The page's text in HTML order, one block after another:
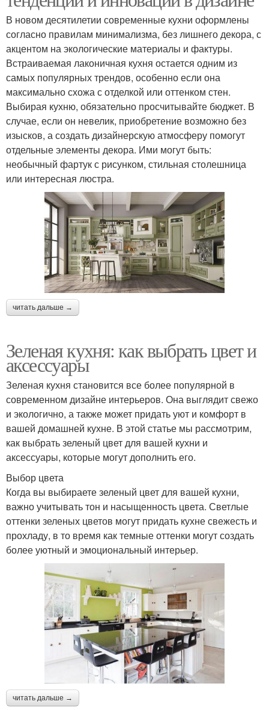
В новом десятилетии современные кухни оформлены
согласно правилам минимализма, без лишнего декора, с
акцентом на экологические материалы и фактуры.
Встраиваемая лаконичная кухня остается одним из
самых популярных трендов, особенно если она
максимально схожа с отделкой или оттенком стен.
Выбирая кухню, обязательно просчитывайте бюджет. В
случае, если он невелик, приобретение возможно без
изысков, а создать дизайнерскую атмосферу помогут
отдельные элементы декора. Ими могут быть:
необычный фартук с рисунком, стильная столешница
или интересная люстра.
читать дальше →
Зеленая кухня: как выбрать цвет и
аксессуары
Зеленая кухня становится все более популярной в
современном дизайне интерьеров. Она выглядит свежо
и экологично, а также может придать уют и комфорт в
вашей домашней кухне. В этой статье мы рассмотрим,
как выбрать зеленый цвет для вашей кухни и
аксессуары, которые могут дополнить его.
Выбор цвета
Когда вы выбираете зеленый цвет для вашей кухни,
важно учитывать тон и насыщенность цвета. Светлые
оттенки зеленых цветов могут придать кухне свежесть и
прохладу, в то время как темные оттенки могут создать
более уютный и эмоциональный интерьер.
читать дальше →